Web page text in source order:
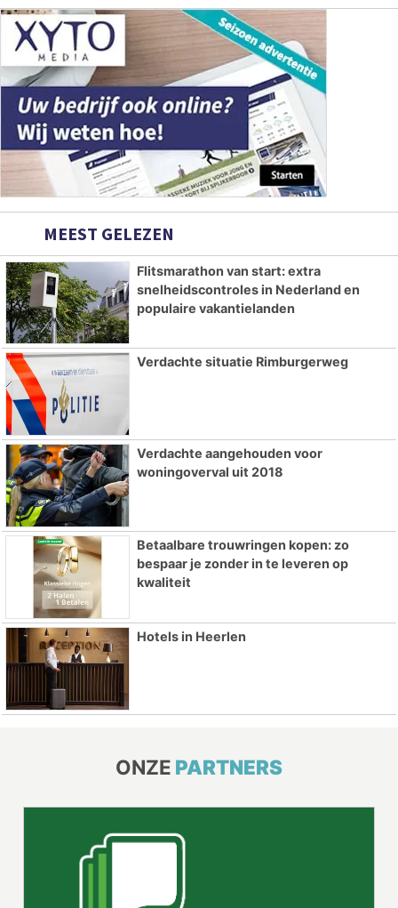
MEEST GELEZEN
Flitsmarathon van start: extra
snelheidscontroles in Nederland en
populaire vakantielanden
Verdachte situatie Rimburgerweg
Verdachte aangehouden voor
woningoverval uit 2018
Betaalbare trouwringen kopen: zo
bespaar je zonder in te leveren op
kwaliteit
Hotels in Heerlen
ONZE PARTNERS